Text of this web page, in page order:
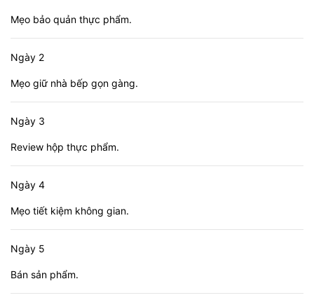
Mẹo bảo quản thực phẩm.
Ngày 2
Mẹo giữ nhà bếp gọn gàng.
Ngày 3
Review hộp thực phẩm.
Ngày 4
Mẹo tiết kiệm không gian.
Ngày 5
Bán sản phẩm.